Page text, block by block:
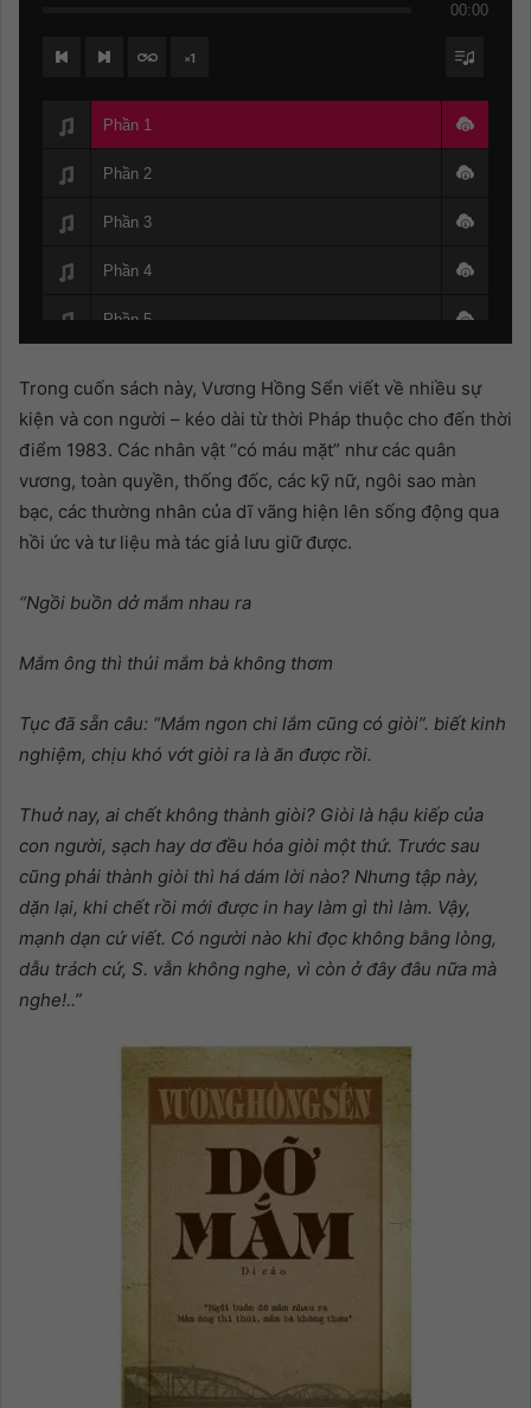
00:00
×1
Phần 1
Phần 2
Phần 3
Phần 4
Phần 5
Phần 7
Phần 9
Phần 11 (Hết)
Trong cuốn sách này, Vương Hồng Sển viết về nhiều sự
kiện và con người – kéo dài từ thời Pháp thuộc cho đến thời
điểm 1983. Các nhân vật “có máu mặt” như các quân
vương, toàn quyền, thống đốc, các kỹ nữ, ngôi sao màn
bạc, các thường nhân của dĩ vãng hiện lên sống động qua
hồi ức và tư liệu mà tác giả lưu giữ được.
“Ngồi buồn dở mắm nhau ra
Mắm ông thì thúi mắm bà không thơm
Tục đã sẵn câu: “Mắm ngon chi lắm cũng có giòi”. biết kinh
nghiệm, chịu khó vớt giòi ra là ăn được rồi.
Thuở nay, ai chết không thành giòi? Giòi là hậu kiếp của
con người, sạch hay dơ đều hóa giòi một thứ. Trước sau
cũng phải thành giòi thì há dám lời nào? Nhưng tập này,
dặn lại, khi chết rồi mới được in hay làm gì thì làm. Vậy,
mạnh dạn cứ viết. Có người nào khi đọc không bằng lòng,
dẫu trách cứ, S. vẫn không nghe, vì còn ở đây đâu nữa mà
nghe!..”